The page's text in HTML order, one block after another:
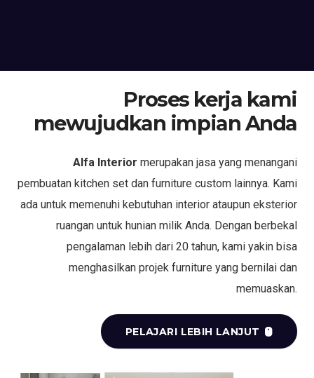
Proses kerja kami
mewujudkan impian Anda
Alfa Interior merupakan jasa yang menangani
pembuatan kitchen set dan furniture custom lainnya. Kami
ada untuk memenuhi kebutuhan interior ataupun eksterior
ruangan untuk hunian milik Anda. Dengan berbekal
pengalaman lebih dari 20 tahun, kami yakin bisa
menghasilkan projek furniture yang bernilai dan
memuaskan.
PELAJARI LEBIH LANJUT